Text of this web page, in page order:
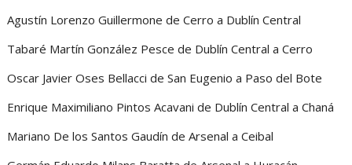
Agustín Lorenzo Guillermone de Cerro a Dublín Central
Tabaré Martín González Pesce de Dublín Central a Cerro
Oscar Javier Oses Bellacci de San Eugenio a Paso del Bote
Enrique Maximiliano Pintos Acavani de Dublín Central a Chaná
Mariano De los Santos Gaudín de Arsenal a Ceibal